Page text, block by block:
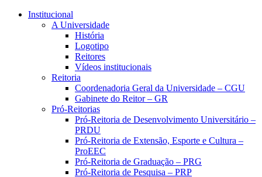
Conteúdo principal
Institucional
A Universidade
História
Logotipo
Reitores
Vídeos institucionais
Reitoria
Coordenadoria Geral da Universidade – CGU
Gabinete do Reitor – GR
Pró-Reitorias
Pró-Reitoria de Desenvolvimento Universitário –
PRDU
Pró-Reitoria de Extensão, Esporte e Cultura –
ProEEC
Pró-Reitoria de Graduação – PRG
Pró-Reitoria de Pesquisa – PRP